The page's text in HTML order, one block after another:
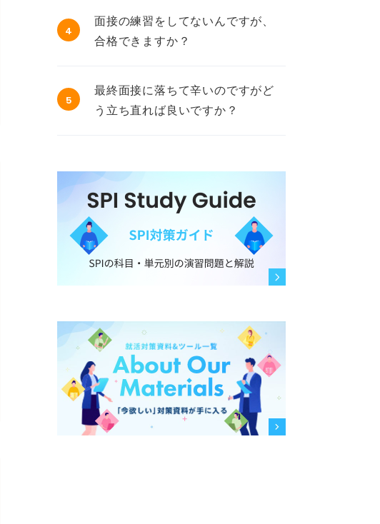
4
面接の練習をしてないんですが、
合格できますか？
5
最終面接に落ちて辛いのですがど
う立ち直れば良いですか？